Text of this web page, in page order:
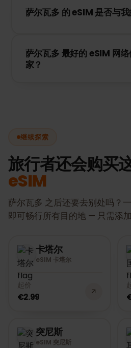
WhatsApp、FaceTime 或
萨尔瓦多 的 eSIM 是否与
设备未被运营商锁定。
萨尔瓦多 最好的 eSIM 网
家？
继续探索
旅行者还会购买
eSIM
萨尔瓦多 之后还要去别处吗？
即可畅行所有目的地 — 只需添加
卡塔尔
eSIM 卡塔尔
起价
€2.99
突尼斯
eSIM 突尼斯